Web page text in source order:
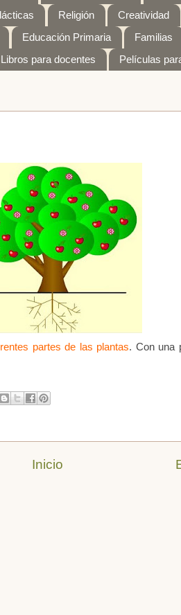
Religión Creatividad
Educación Primaria Familias
Libros para docentes Películas
partes de las plantas. Con una
Inicio